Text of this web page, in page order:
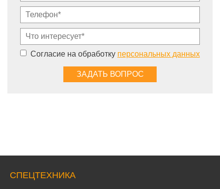
Согласие на обработку персональных данных
СПЕЦТЕХНИКА